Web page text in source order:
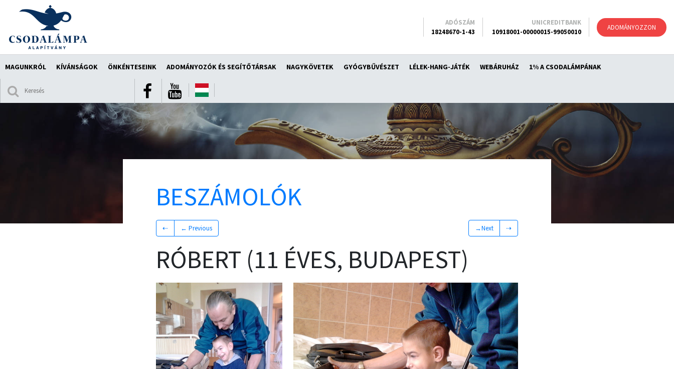
ADOMÁNYOZZON
MAGUNKRÓL KÍVÁNSÁGOK ÖNKÉNTESEINK ADOMÁNYOZÓK ÉS SEGÍTŐTÁRSAK NAGYKÖVETEK GYÓGYBŰVÉSZET LÉLEK-HANG-JÁTÉK WEBÁRUHÁZ 1% A CSODALÁMPÁNAK
ADÓSZÁM
18248670-1-43
UNICREDITBANK
10918001-00000015-99050010
BESZÁMOLÓK
⇠ ← Previous →Next ⇢
RÓBERT (11 ÉVES, BUDAPEST)